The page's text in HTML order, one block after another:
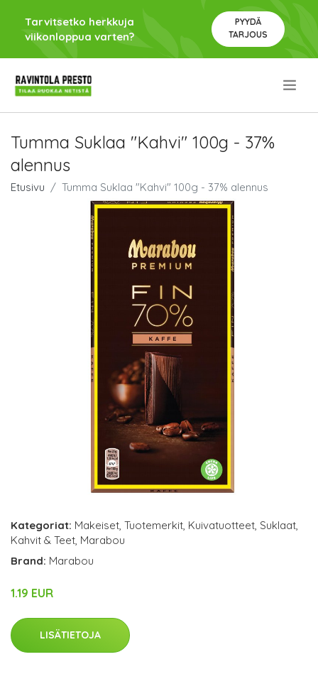
Tarvitsetko herkkuja
viikonloppua varten?
PYYDÄ
TARJOUS
Tumma Suklaa "Kahvi" 100g - 37%
alennus
Etusivu Tumma Suklaa "Kahvi" 100g - 37% alennus
Kategoriat: Makeiset, Tuotemerkit, Kuivatuotteet, Suklaat,
Kahvit & Teet, Marabou
Brand: Marabou
1.19 EUR
LISÄTIETOJA